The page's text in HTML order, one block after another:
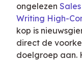
ongelezen
Writing High-
kop is
direct de
doelgroep aan.